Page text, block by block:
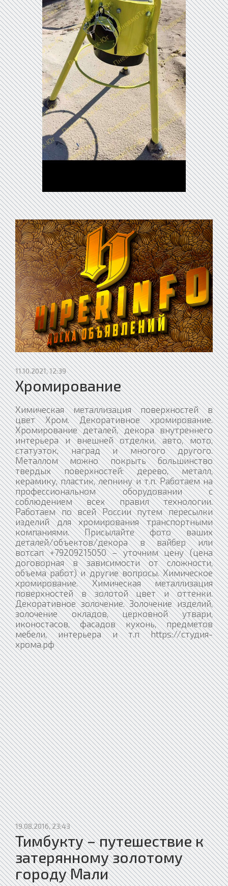
11.10.2021, 12:39
Хромирование
Химическая металлизация поверхностей в
цвет Хром. Декоративное хромирование.
Хромирование деталей, декора внутреннего
интерьера и внешней отделки, авто, мото,
статуэток, наград и многого другого.
Металлом можно покрыть большинство
твердых поверхностей: дерево, металл,
керамику, пластик, лепнину и т.п. Работаем на
профессиональном оборудовании с
соблюдением всех правил технологии.
Работаем по всей России путем пересылки
изделий для хромирования транспортными
компаниями. Присылайте фото ваших
деталей/объектов/декора в вайбер или
вотсап +79209215050 – уточним цену (цена
договорная в зависимости от сложности,
объема работ) и другие вопросы. Химическое
хромирование. Химическая металлизация
поверхностей в золотой цвет и оттенки.
Декоративное золочение. Золочение изделий,
золочение окладов, церковной утвари,
иконостасов, фасадов кухонь, предметов
мебели, интерьера и т.п https://студия-
хрома.рф
19.08.2016, 23:43
Тимбукту – путешествие к
затерянному золотому
городу Мали